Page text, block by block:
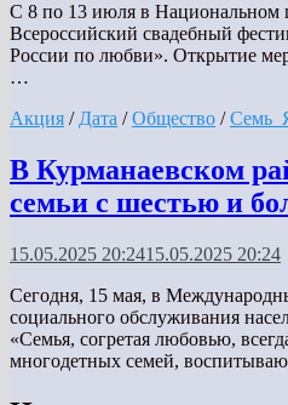
С 8 по 13 июля в Национальном
Всероссийский свадебный
России по любви». Открытие
…
Акция / Дата /Общество /
В Курманаевском
семьи с шестью и
15.05.2025 20:2415.05.2025 20:24
Сегодня, 15 мая, в
социального обслуживания
«Семья, согретая любовью,
многодетных семей,